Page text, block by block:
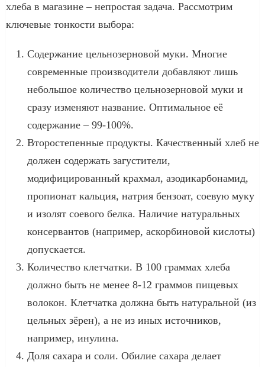
хлеба в магазине – непростая задача. Рассмотрим
ключевые тонкости выбора:
Содержание цельнозерновой муки. Многие
современные производители добавляют лишь
небольшое количество цельнозерновой муки и
сразу изменяют название. Оптимальное её
содержание – 99-100%.
Второстепенные продукты. Качественный хлеб не
должен содержать загустители,
модифицированный крахмал, азодикарбонамид,
пропионат кальция, натрия бензоат, соевую муку
и изолят соевого белка. Наличие натуральных
консервантов (например, аскорбиновой кислоты)
допускается.
Количество клетчатки. В 100 граммах хлеба
должно быть не менее 8-12 граммов пищевых
волокон. Клетчатка должна быть натуральной (из
цельных зёрен), а не из иных источников,
например, инулина.
Доля сахара и соли. Обилие сахара делает